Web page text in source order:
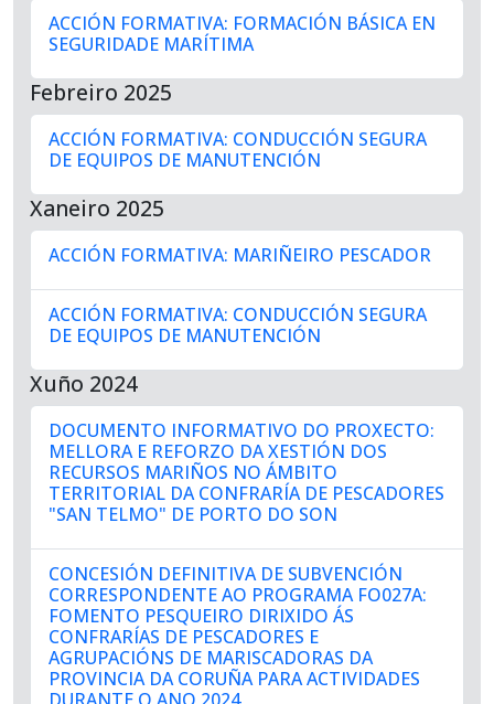
ACCIÓN FORMATIVA: FORMACIÓN BÁSICA EN
SEGURIDADE MARÍTIMA
Febreiro 2025
ACCIÓN FORMATIVA: CONDUCCIÓN SEGURA
DE EQUIPOS DE MANUTENCIÓN
Xaneiro 2025
ACCIÓN FORMATIVA: MARIÑEIRO PESCADOR
ACCIÓN FORMATIVA: CONDUCCIÓN SEGURA
DE EQUIPOS DE MANUTENCIÓN
Xuño 2024
DOCUMENTO INFORMATIVO DO PROXECTO:
MELLORA E REFORZO DA XESTIÓN DOS
RECURSOS MARIÑOS NO ÁMBITO
TERRITORIAL DA CONFRARÍA DE PESCADORES
"SAN TELMO" DE PORTO DO SON
CONCESIÓN DEFINITIVA DE SUBVENCIÓN
CORRESPONDENTE AO PROGRAMA FO027A:
FOMENTO PESQUEIRO DIRIXIDO ÁS
CONFRARÍAS DE PESCADORES E
AGRUPACIÓNS DE MARISCADORAS DA
PROVINCIA DA CORUÑA PARA ACTIVIDADES